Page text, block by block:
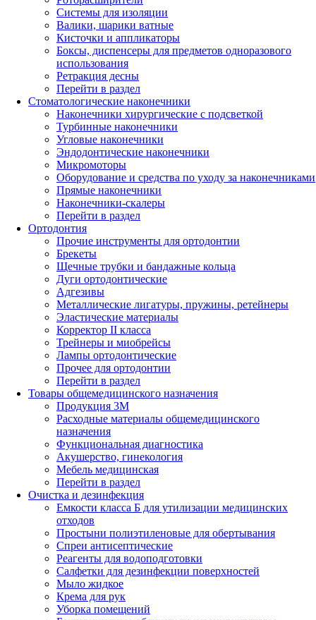
Системы для изоляции
Валики, шарики ватные
Кисточки и аппликаторы
Боксы, диспенсеры для предметов одноразового
использования
Ретракция десны
Перейти в раздел
Стоматологические наконечники
Наконечники хирургические с подсветкой
Турбинные наконечники
Угловые наконечники
Эндодонтические наконечники
Микромоторы
Оборудование и средства по уходу за наконечниками
Прямые наконечники
Наконечники-скалеры
Перейти в раздел
Ортодонтия
Прочие инструменты для ортодонтии
Брекеты
Щечные трубки и бандажные кольца
Дуги ортодонтические
Адгезивы
Металлические лигатуры, пружины, ретейнеры
Эластические материалы
Корректор II класса
Трейнеры и миобрейсы
Лампы ортодонтические
Прочее для ортодонтии
Перейти в раздел
Товары общемедицинского назначения
Продукция 3М
Расходные материалы общемедицинского
назначения
Функциональная диагностика
Акушерство, гинекология
Мебель медицинская
Перейти в раздел
Очистка и дезинфекция
Емкости класса Б для утилизации медицинских
отходов
Простыни полиэтиленовые для обертывания
Спреи антисептические
Реагенты для водоподготовки
Салфетки для дезинфекции поверхностей
Мыло жидкое
Крема для рук
Уборка помещений